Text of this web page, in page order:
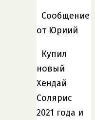
Сообщение
от Юриий
Купил
новый
Хендай
Солярис
2021 года и